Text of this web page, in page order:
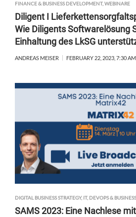
FINANCE & BUSINESS DEVELOPMENT, WEBINARE
Diligent I
Wie Diligents Softwarelösung
Einhaltung des LkSG
ANDREAS MEISER FEBRUARY 22, 2023, 7:30 AM
DIGITAL BUSINESS STRATEGY, IT, DEVOPS & BUSINESS
SAMS 2023: Eine Nachlese